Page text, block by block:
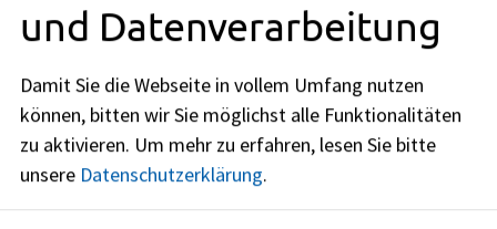
und Datenverarbeitung
Damit Sie die Webseite in vollem Umfang nutzen
können, bitten wir Sie möglichst alle Funktionalitäten
zu aktivieren. Um mehr zu erfahren, lesen Sie bitte
unsere Datenschutzerklärung.